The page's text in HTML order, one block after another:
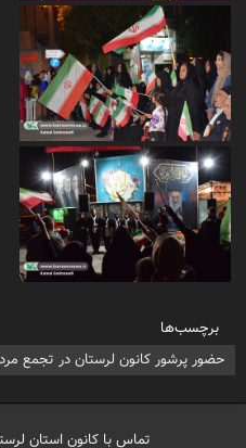
برچسب‌ها
حضور پرشور کانون لرستان در تجمع
تماس با کانون استان